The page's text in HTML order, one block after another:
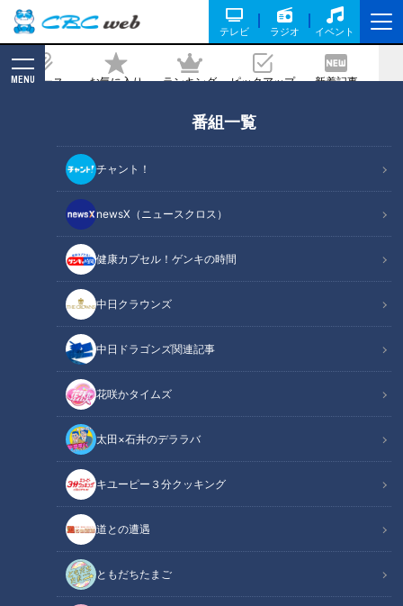
テレビ ラジオ イベント
ニュース お気に入り ランキング ピックアップ 新着記事
MENU
番組一覧
チャント！
newsX（ニュースクロス）
健康カプセル！ゲンキの時間
中日クラウンズ
中日ドラゴンズ関連記事
花咲かタイムズ
太田×石井のデララバ
キユーピー３分クッキング
道との遭遇
ともだちたまご
記事に戻る
長引く肩こりの意外な原因
この記事の画像